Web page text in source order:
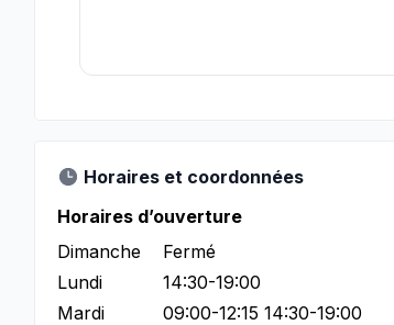
Horaires et coordonnées
Horaires d’ouverture
Dimanche
Fermé
Lundi
14:30-19:00
Mardi
09:00-12:15 14:30-19:00